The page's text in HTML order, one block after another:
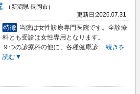
（新潟県 長岡市）
更新日:2026.07.31
特徴 当院は女性診療専門医院です。全診療
科とも受診は女性専用となります。
９つの診療科の他に、各種健康診... 続きを
読む▼